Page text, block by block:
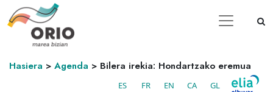
Hasiera > Agenda > Bilera irekia: Hondartzako eremua
ES FR EN CA GL